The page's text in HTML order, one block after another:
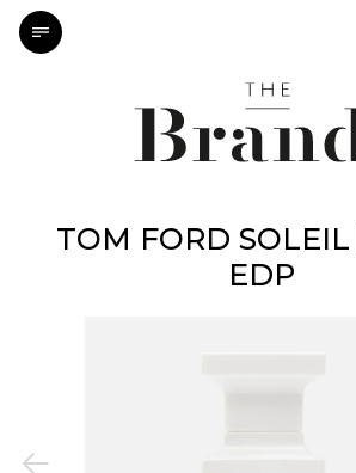
TOM FORD
EDP
Previous